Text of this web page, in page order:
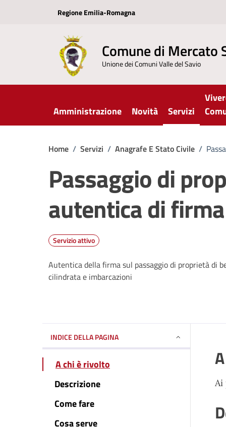
Regione Emilia-Romagna
Comune di Mercato
Unione dei Comuni Valle del Savio
Amministrazione Novità Servizi
Home / Servizi / Anagrafe E Stato Civile /
Passaggio di
autentica di firma
Servizio attivo
Autentica della firma sul passaggio di proprietà di
cilindrata e imbarcazioni
INDICE DELLA PAGINA
A chi è rivolto
Descrizione
Come fare
Cosa serve
Ai